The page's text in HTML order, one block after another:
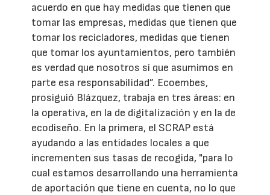
acuerdo en que hay medidas que tienen que
tomar las empresas, medidas que tienen que
tomar los recicladores, medidas que tienen
que tomar los ayuntamientos, pero también
es verdad que nosotros sí que asumimos en
parte esa responsabilidad”. Ecoembes,
prosiguió Blázquez, trabaja en tres áreas: en
la operativa, en la de digitalización y en la de
ecodiseño. En la primera, el SCRAP está
ayudando a las entidades locales a que
incrementen sus tasas de recogida, "para lo
cual estamos desarrollando una herramienta
de aportación que tiene en cuenta, no lo que